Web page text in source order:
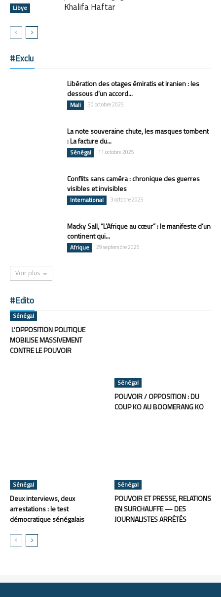
Libye
Khalifa Haftar
#Exclu
Libération des otages émiratis et iranien : les
dessous d’un accord...
Mali 30 octobre 2025
La note souveraine chute, les masques tombent
: La facture du...
Sénégal 11 octobre 2025
Conflits sans caméra : chronique des guerres
visibles et invisibles
International 3 octobre 2025
Macky Sall, “L’Afrique au cœur” : le manifeste d’un
continent qui...
Afrique 29 septembre 2025
Voir plus
#Edito
Sénégal
L’OPPOSITION POLITIQUE
MOBILISE MASSIVEMENT
CONTRE LE POUVOIR
Sénégal
POUVOIR / OPPOSITION : DU
COUP KO AU BOOMERANG KO
Sénégal
Deux interviews, deux
arrestations : le test
démocratique sénégalais
Sénégal
POUVOIR ET PRESSE, RELATIONS
EN SURCHAUFFE — DES
JOURNALISTES ARRÊTÉS